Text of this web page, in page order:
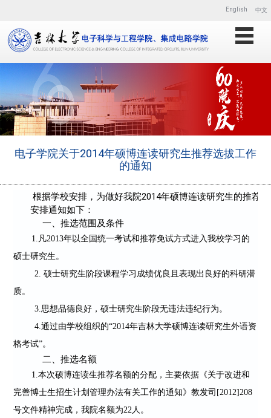
English 中文
电子学院关于2014年硕博连读研究生推荐选拔工作
的通知
根据学校安排，为做好我院2014年硕博连读研究生的推荐
安排通知如下：
     一、推选范围及条件
1. 凡2013年以全国统一考试和推荐免试方式进入我校学习的
硕士研究生。
2.硕士研究生阶段课程学习成绩优良且表现出良好的科研潜
质。
3. 思想品德良好，硕士研究生阶段无违法违纪行为。
4.通过由学校组织的“2014年吉林大学硕博连读研究生外语资
格考试”。
     二、推选名额
1.本次硕博连读生推荐名额的分配，主要依据《关于改进和
完善博士生招生计划管理办法有关工作的通知》教发司 [2012]208
号文件精神完成，我院名额为22 人。